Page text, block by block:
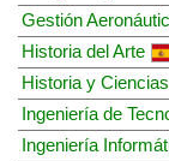
Gestión
Historia del Arte
Historia y
Ingeniería de
Ingeniería